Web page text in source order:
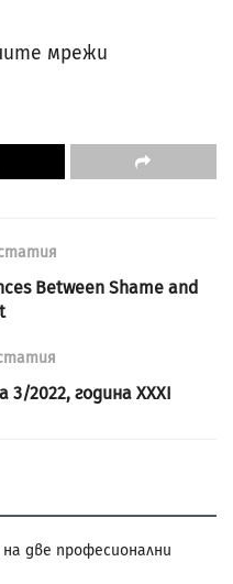
мрежи
Between Shame and
3/2022, година XXXI
две професионални